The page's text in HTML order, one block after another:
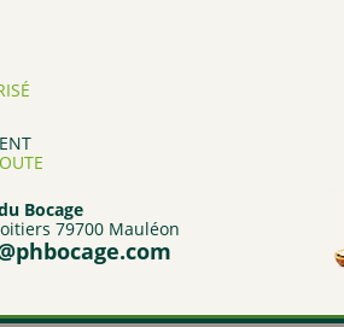
Bocage
79700 Mauléon